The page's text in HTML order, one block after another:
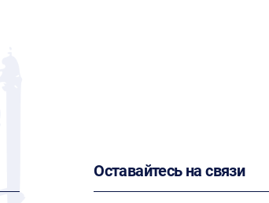
Оставайтесь на связи